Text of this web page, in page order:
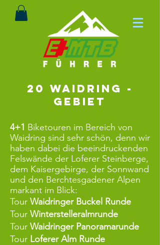
20 Waidring -
Gebiet
4+1 Biketouren im Bereich von
Waidring sind sehr schön, denn wir
haben dabei die beeindruckenden
Felswände der Loferer Steinberge,
dem Kaisergebirge, der Sonnwand
und den Berchtesgadener Alpen
markant im Blick:
Tour Waidringer Buckel Runde
Tour Winterstelleralmrunde
Tour Waidringer Panoramarunde
Tour Loferer Alm Runde